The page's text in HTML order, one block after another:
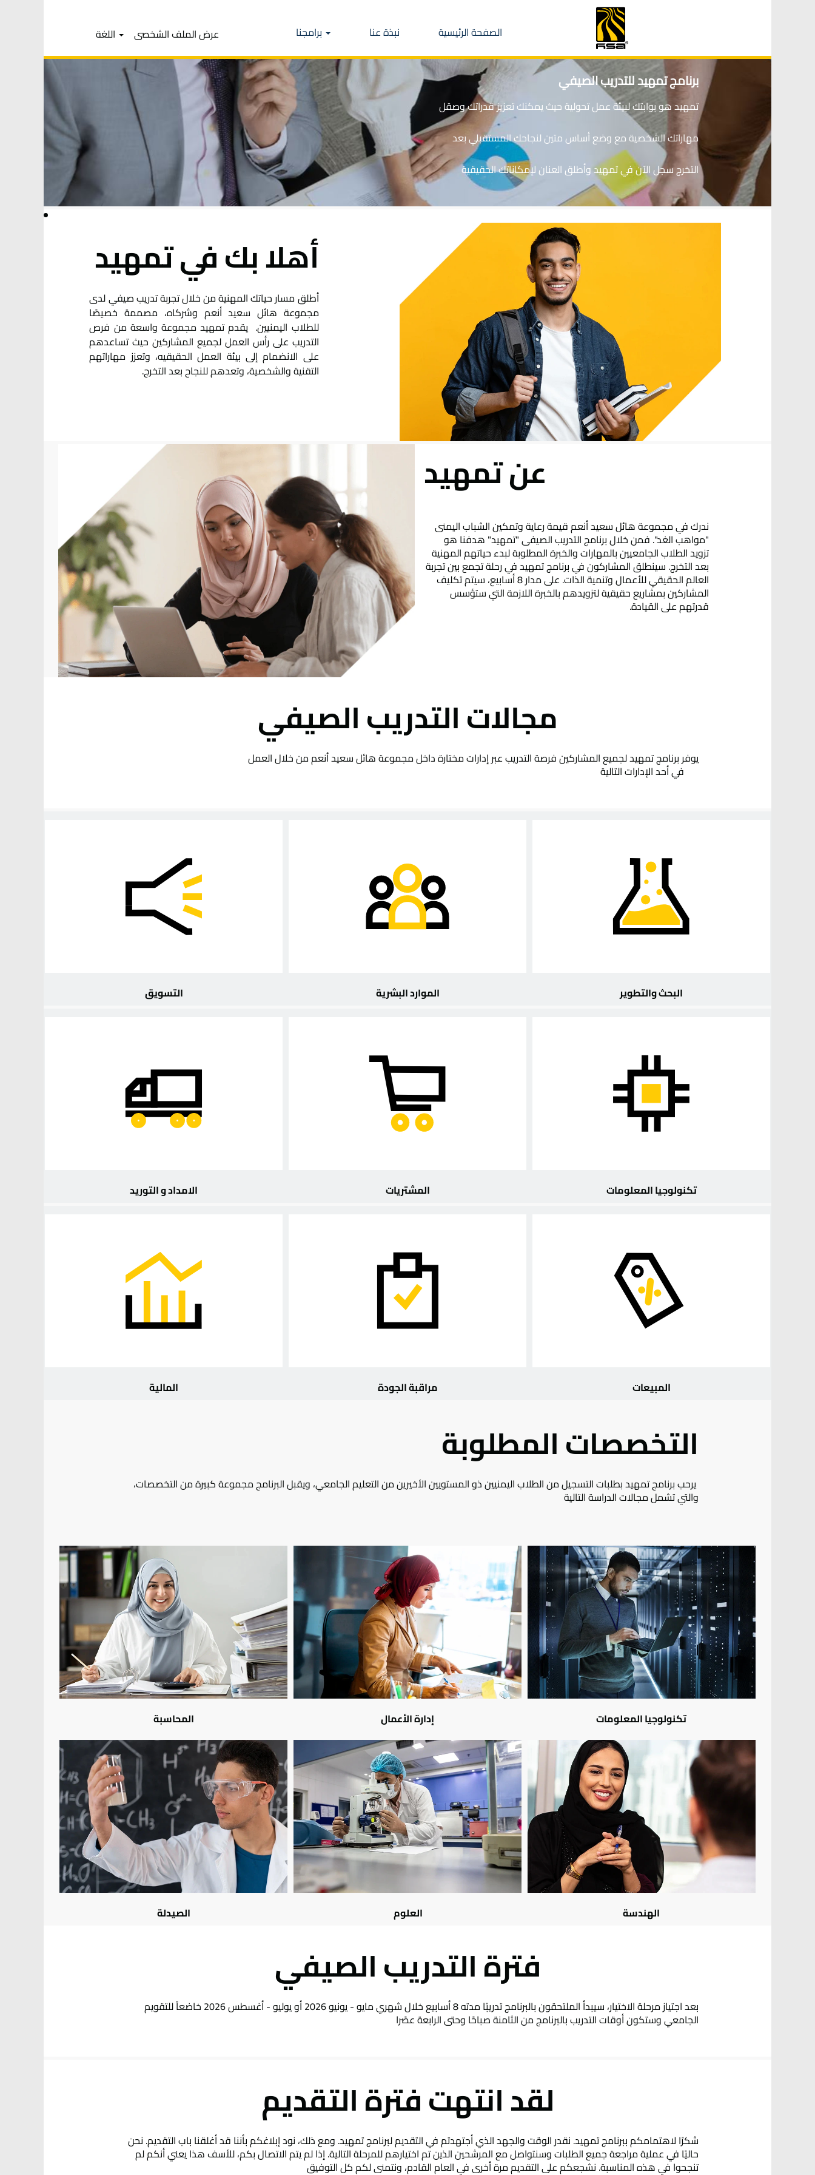
عرض الملف الشخصى نبذة عنا الصفحة الرئيسية تمهيد 2026
برنامج تمهيد للتدريب الصيفي
تمهيد هو بوابتك لبيئة عمل تحولية حيث يمكنك تعزيز قدراتك وصقل
مهاراتك الشخصية مع وضع أساس متين لنجاحك المستقبلي بعد
التخرج سجل الآن في تمهيد وأطلق العنان لإمكاناتك الحقيقية
أهلا بك في تمهيد
أطلق مسار حياتك المهنية من خلال تجربة تدريب صيفي لدى
مجموعة هائل سعيد أنعم وشركاه، مصممة خصيصًا
للطلاب اليمنيين. يقدم تمهيد مجموعة واسعة من فرص
التدريب على رأس العمل لجميع المشاركين حيث تساعدهم
على الانضمام إلى بيئة العمل الحقيقيه، وتعزز مهاراتهم
التقنية والشخصية، وتعدهم للنجاح بعد التخرج.
عن تمهيد
ندرك في مجموعة هائل سعيد أنعم قيمة رعاية وتمكين الشباب اليمنى
"مواهب الغد". فمن خلال برنامج التدريب الصيفى "تمهيد" هدفنا هو
تزويد الطلاب الجامعيين بالمهارات والخبرة المطلوبة لبدء حياتهم المهنية
بعد التخرج. سينطلق المشاركون في برنامج تمهيد في رحلة تجمع بين تجربة
العالم الحقيقي للأعمال وتنمية الذات. على مدار 8 أسابيع، سيتم تكليف
المشاركين بمشاريع حقيقية لتزويدهم بالخبرة اللازمة التي ستؤسس
قدرتهم على القيادة.
مجالات التدريب الصيفي
يوفر برنامج تمهيد لجميع المشاركين فرصة التدريب عبر إدارات مختارة داخل مجموعة هائل سعيد أنعم من خلال العمل
في أحد الإدارات التالية
التسويق الموارد البشرية البحث والتطوير
الامداد و التوريد المشتريات تكنولوجيا المعلومات
المالية مراقبة الجودة المبيعات
التخصصات المطلوبة
يرحب برنامج تمهيد بطلبات التسجيل من الطلاب اليمنيين ذو المستويين الأخيرين من التعليم الجامعي، ويقبل البرنامج مجموعة كبيرة من التخصصات،
والتي تشمل مجالات الدراسة التالية
المحاسبة إدارة الأعمال تكنولوجيا المعلومات
الصيدلة العلوم الهندسة
فترة التدريب الصيفي
بعد اجتياز مرحلة الاختيار، سيبدأ الملتحقون بالبرنامج تدريبًا مدته 8 أسابيع خلال شهري مايو - يونيو 2026 أو يوليو - أغسطس 2026 خاضعاً للتقويم
الجامعي وستكون أوقات التدريب بالبرنامج من الثامنة صباحًا وحتى الرابعة عصًرا
لقد انتهت فترة التقديم
شكرًا لاهتمامكم ببرنامج تمهيد. نقدر الوقت والجهد الذي أجتهدتم في التقديم لبرنامج تمهيد. ومع ذلك، نود إبلاغكم بأننا قد أغلقنا باب التقديم. نحن
حاليًا في عملية مراجعة جميع الطلبات وسنتواصل مع المرشحين الذين تم اختيارهم للمرحلة التالية. إذا لم يتم الاتصال بكم، للأسف هذا يعني أنكم لم
تنجحوا في هذه المناسبة. نشجعكم على التقديم مرة أخرى في العام القادم، ونتمنى لكم كل التوفيق